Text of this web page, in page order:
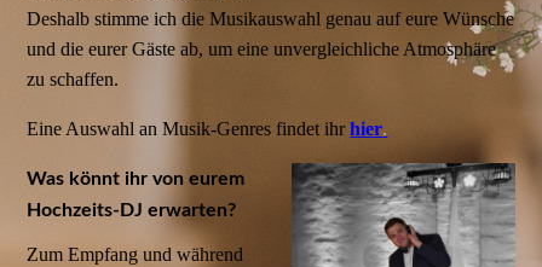
Deshalb stimme ich die Musikauswahl genau auf eure Wünsche
und die eurer Gäste ab, um eine unvergleichliche Atmosphäre
zu schaffen.
Eine Auswahl an Musik-Genres findet ihrhier.
Was könnt ihr von eurem
Hochzeits-DJ erwarten?
Zum Empfang und während